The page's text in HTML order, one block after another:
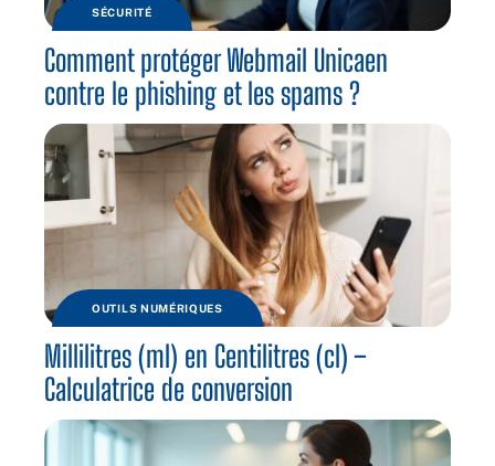
SÉCURITÉ
Comment protéger Webmail Unicaen
contre le phishing et les spams ?
OUTILS NUMÉRIQUES
Millilitres (ml) en Centilitres (cl) –
Calculatrice de conversion